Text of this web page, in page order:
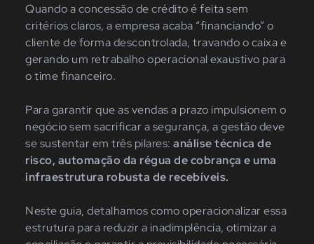
Quando a concessão de crédito é feita sem
critérios claros, a empresa acaba “financiando” o
cliente de forma descontrolada, travando o caixa e
gerando um retrabalho operacional exaustivo para
o time financeiro.
Para garantir que as vendas a prazo impulsionem o
negócio sem sacrificar a segurança, a gestão deve
se sustentar em três pilares: análise técnica de
risco, automação da régua de cobrança e uma
infraestrutura robusta de recebíveis.
Neste guia, detalhamos como operacionalizar essa
estrutura para reduzir a inadimplência, otimizar a